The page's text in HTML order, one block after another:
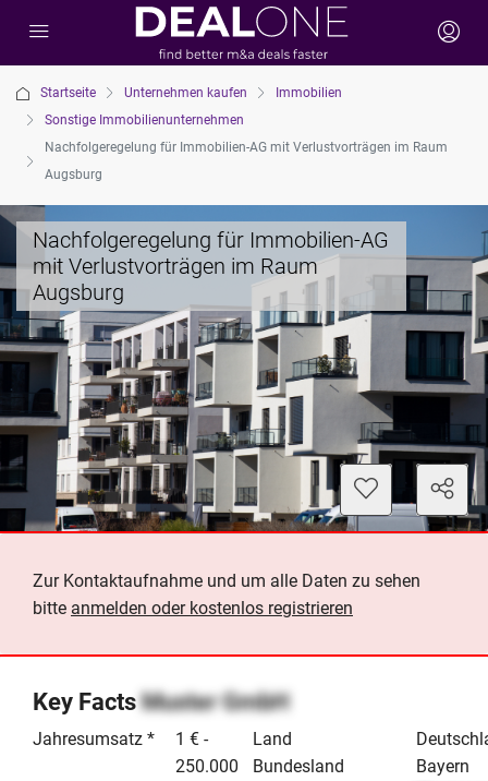
Startseite Unternehmen kaufen
Immobilien
Sonstige Immobilienunternehmen
Nachfolgeregelung für Immobilien-AG mit Verlustvorträgen im Raum
Augsburg
Nachfolgeregelung für Immobilien-AG
mit Verlustvorträgen im Raum
Augsburg
Zur Kontaktaufnahme und um alle Daten zu sehen
bitte anmelden oder kostenlos registrieren
Key FactsMuster GmbH
Jahresumsatz *
1 € -
250.000
Land
Bundesland
Bayern